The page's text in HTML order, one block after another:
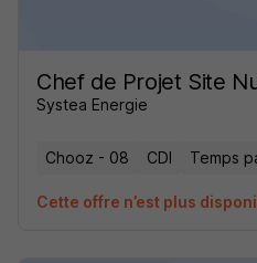
Chef de Projet Site
Systea Energie
Chooz - 08 CDI Temps
Cette offre n’est plus